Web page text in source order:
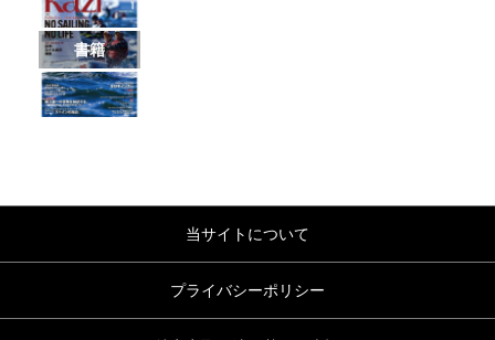
書籍
当サイトについて
プライバシーポリシー